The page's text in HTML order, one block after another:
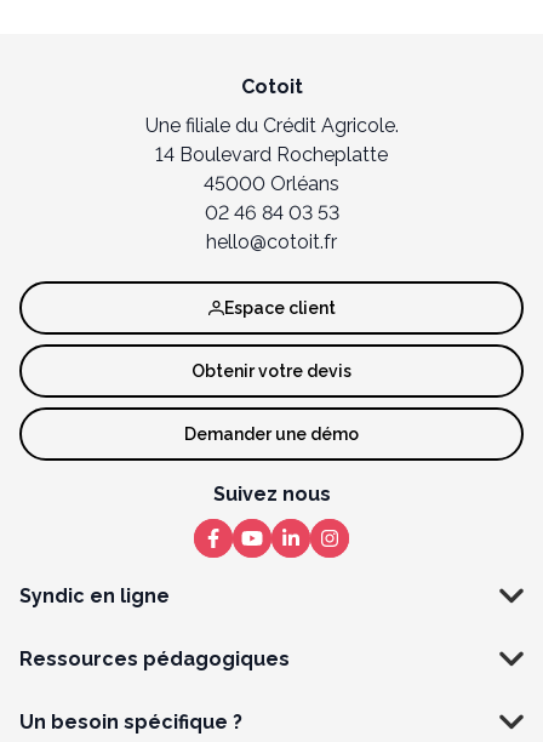
Cotoit
Une filiale du Crédit Agricole.
14 Boulevard Rocheplatte
45000 Orléans
02 46 84 03 53
hello@cotoit.fr
Syndic en ligne
Ressources pédagogiques
Un besoin spécifique ?
Espace client
Obtenir votre devis
Demander une démo
Suivez nous